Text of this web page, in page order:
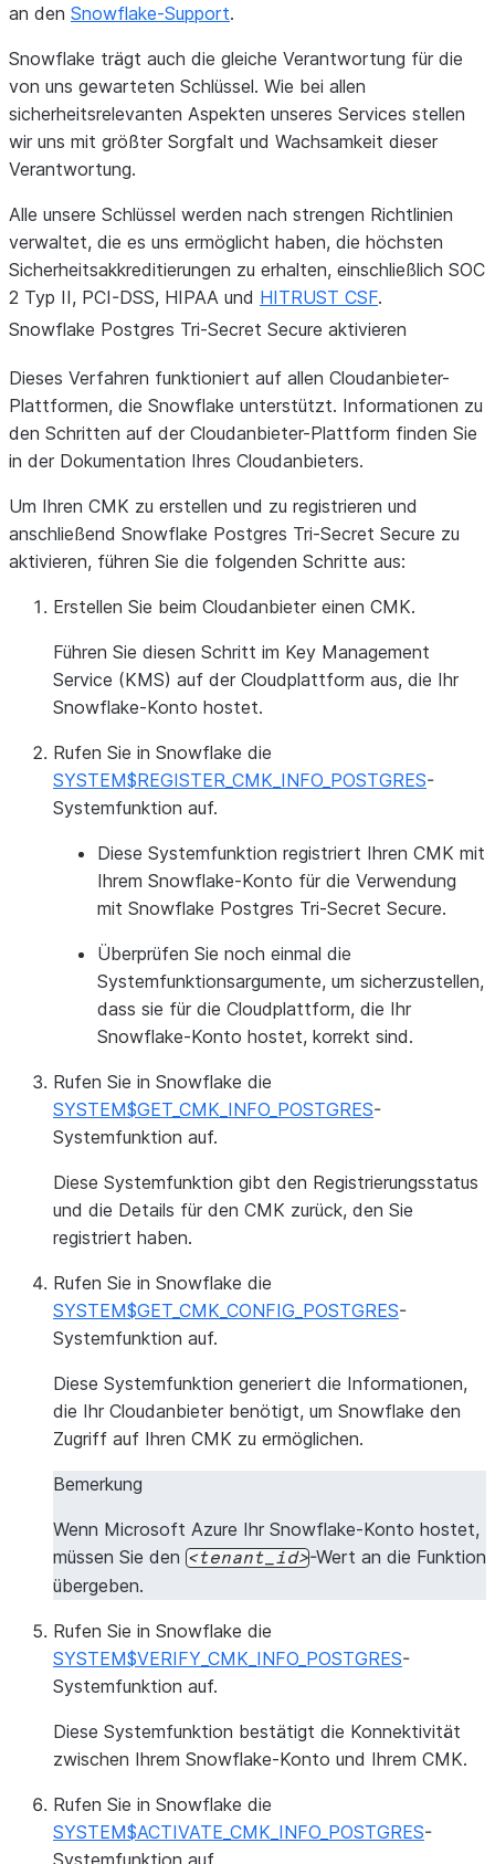
an den Snowflake-Support.
Snowflake trägt auch die gleiche Verantwortung für die
von uns gewarteten Schlüssel. Wie bei allen
sicherheitsrelevanten Aspekten unseres Services stellen
wir uns mit größter Sorgfalt und Wachsamkeit dieser
Verantwortung.
Alle unsere Schlüssel werden nach strengen Richtlinien
verwaltet, die es uns ermöglicht haben, die höchsten
Sicherheitsakkreditierungen zu erhalten, einschließlich SOC
2 Typ II, PCI-DSS, HIPAA und HITRUST CSF.
Snowflake Postgres Tri-Secret Secure aktivieren
Dieses Verfahren funktioniert auf allen Cloudanbieter-
Plattformen, die Snowflake unterstützt. Informationen zu
den Schritten auf der Cloudanbieter-Plattform finden Sie
in der Dokumentation Ihres Cloudanbieters.
Um Ihren CMK zu erstellen und zu registrieren und
anschließend Snowflake Postgres Tri-Secret Secure zu
aktivieren, führen Sie die folgenden Schritte aus:
Erstellen Sie beim Cloudanbieter einen CMK.
Führen Sie diesen Schritt im Key Management
Service (KMS) auf der Cloudplattform aus, die Ihr
Snowflake-Konto hostet.
Rufen Sie in Snowflake die
SYSTEM$REGISTER_CMK_INFO_POSTGRES-
Systemfunktion auf.
Diese Systemfunktion registriert Ihren CMK mit
Ihrem Snowflake-Konto für die Verwendung
mit Snowflake Postgres Tri-Secret Secure.
Überprüfen Sie noch einmal die
Systemfunktionsargumente, um sicherzustellen,
dass sie für die Cloudplattform, die Ihr
Snowflake-Konto hostet, korrekt sind.
Rufen Sie in Snowflake die
SYSTEM$GET_CMK_INFO_POSTGRES-
Systemfunktion auf.
Diese Systemfunktion gibt den Registrierungsstatus
und die Details für den CMK zurück, den Sie
registriert haben.
Rufen Sie in Snowflake die
SYSTEM$GET_CMK_CONFIG_POSTGRES-
Systemfunktion auf.
Diese Systemfunktion generiert die Informationen,
die Ihr Cloudanbieter benötigt, um Snowflake den
Zugriff auf Ihren CMK zu ermöglichen.
Bemerkung
Wenn Microsoft Azure Ihr Snowflake-Konto hostet,
müssen Sie den
tenant_id
-Wert an die Funktion
übergeben.
Rufen Sie in Snowflake die
SYSTEM$VERIFY_CMK_INFO_POSTGRES-
Systemfunktion auf.
Diese Systemfunktion bestätigt die Konnektivität
zwischen Ihrem Snowflake-Konto und Ihrem CMK.
Rufen Sie in Snowflake die
SYSTEM$ACTIVATE_CMK_INFO_POSTGRES-
Systemfunktion auf.